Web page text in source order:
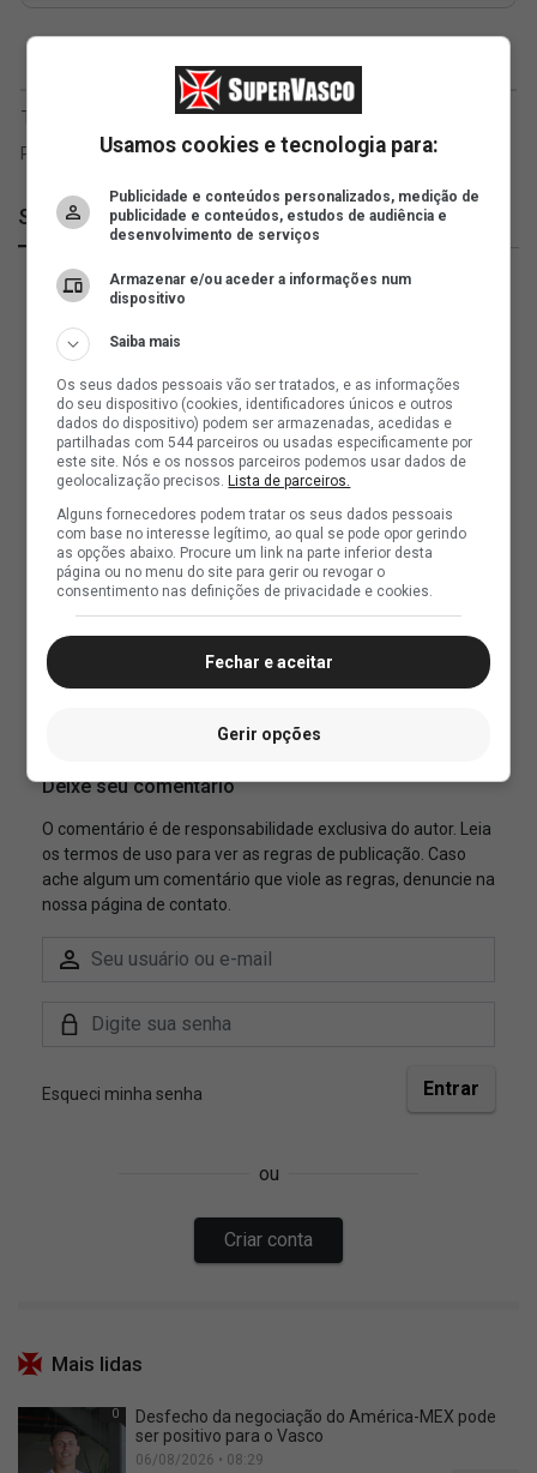
SuperVasco
Mais lidas
0
Desfecho da negociação do América-MEX pode
ser positivo para o Vasco
06/08/2026 • 08:29
Usamos cookies e tecnologia para:
Publicidade e conteúdos personalizados, medição de
publicidade e conteúdos, estudos de audiência e
desenvolvimento de serviços
Armazenar e/ou aceder a informações num
dispositivo
Saiba mais
Os seus dados pessoais vão ser tratados, e as informações
do seu dispositivo (cookies, identificadores únicos e outros
dados do dispositivo) podem ser armazenadas, acedidas e
partilhadas com 544 parceiros ou usadas especificamente por
este site. Nós e os nossos parceiros podemos usar dados de
geolocalização precisos.Lista de parceiros.
Alguns fornecedores podem tratar os seus dados pessoais
com base no interesse legítimo, ao qual se pode opor gerindo
as opções abaixo. Procure um link na parte inferior desta
página ou no menu do site para gerir ou revogar o
consentimento nas definições de privacidade e cookies.
Fechar e aceitar
Gerir opções